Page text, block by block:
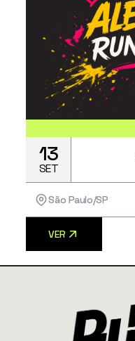
13
SET
São Paulo/SP
VER